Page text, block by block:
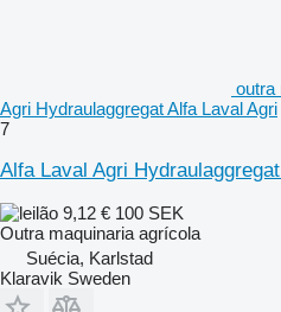
outra
Agri Hydraulaggregat Alfa Laval Agri
7
Alfa Laval Agri
9,12 € 100 SEK
Outra maquinaria agrícola
Suécia, Karlstad
Klaravik Sweden